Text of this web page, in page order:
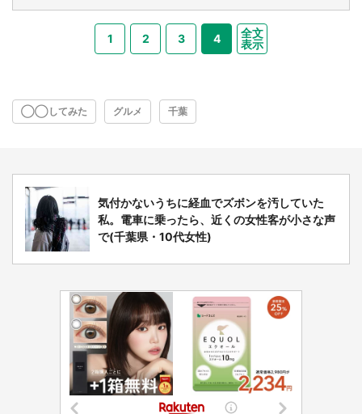
1 2 3 4
全文
表示
◯◯してみた グルメ 千葉
気付かないうちに経血でズボンを汚していた
私。電車に乗ったら、近くの女性客が小さな声
で(千葉県・10代女性)